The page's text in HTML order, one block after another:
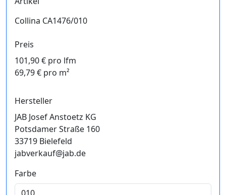
Collina CA1476/010
Preis
101,90 € pro lfm
69,79 € pro m²
Hersteller
JAB Josef Anstoetz KG
Potsdamer Straße 160
33719 Bielefeld
jabverkauf@jab.de
Farbe